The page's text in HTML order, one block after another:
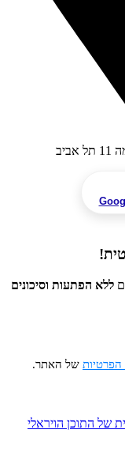
ללא הפתעות וסיכונים
הפרטיות של האתר.
של התוכן הויראלי